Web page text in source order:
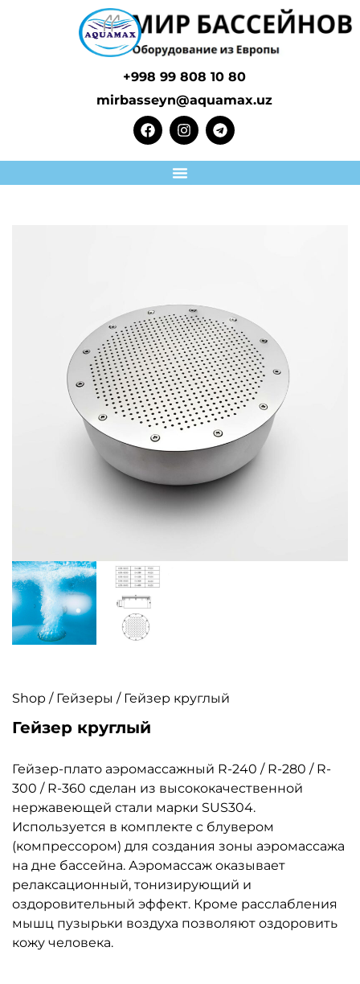
+998 99 808 10 80
mirbasseyn@aquamax.uz
Shop / Гейзеры / Гейзер круглый
Гейзер круглый
Гейзер-плато аэромассажный R-240 / R-280 / R-
300 / R-360 сделан из высококачественной
нержавеющей стали марки SUS304.
Используется в комплекте с блувером
(компрессором) для создания зоны аэромассажа
на дне бассейна. Аэромассаж оказывает
релаксационный, тонизирующий и
оздоровительный эффект. Кроме расслабления
мышц пузырьки воздуха позволяют оздоровить
кожу человека.